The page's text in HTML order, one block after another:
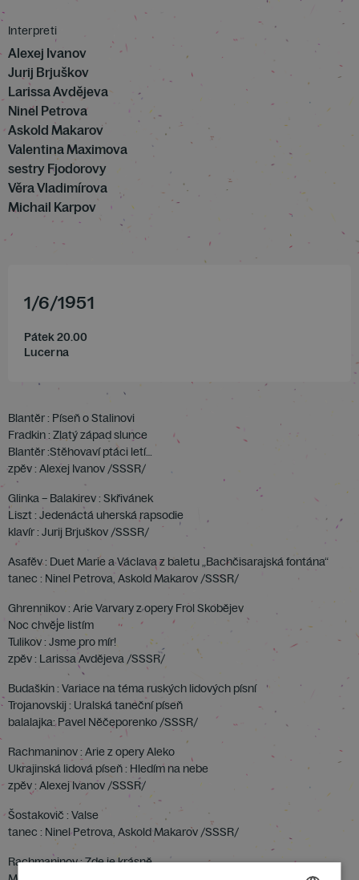
Interpreti
Alexej Ivanov
Jurij Brjuškov
Larissa Avdějeva
Ninel Petrova
Askold Makarov
Valentina Maximova
sestry Fjodorovy
Věra Vladimírova
Michail Karpov
1/6/1951
Pátek 20.00
Lucerna
Blantěr : Píseň o Stalinovi
Fradkin : Zlatý západ slunce
Blantěr :Stěhovaví ptáci letí…
zpěv : Alexej Ivanov /SSSR/
Glinka – Balakirev : Skřivánek
Liszt : Jedenáctá uherská rapsodie
klavír : Jurij Brjuškov /SSSR/
Asafěv : Duet Marie a Václava z baletu „Bachčisarajská fontána“
tanec : Ninel Petrova, Askold Makarov /SSSR/
Ghrennikov : Arie Varvary z opery Frol Skobějev
Noc chvěje listím
Tulikov : Jsme pro mír!
zpěv : Larissa Avdějeva /SSSR/
Budaškin : Variace na téma ruských lidových písní
Trojanovskij : Uralská taneční píseň
balalajka: Pavel Něčeporenko /SSSR/
Rachmaninov : Arie z opery Aleko
Ukrajinská lidová píseň : Hledím na nebe
zpěv : Alexej Ivanov /SSSR/
Šostakovič : Valse
tanec : Ninel Petrova, Askold Makarov /SSSR/
Rachmaninov : Zde je krásně